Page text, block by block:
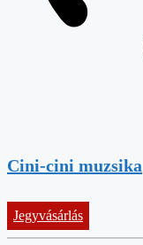
Jegyvásárlás
Cini-cini muzsika